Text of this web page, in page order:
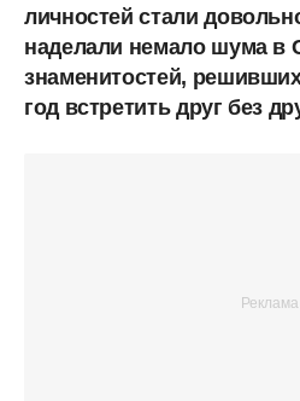
личностей стали
наделали немало шума в
знаменитостей,
год встретить друг без